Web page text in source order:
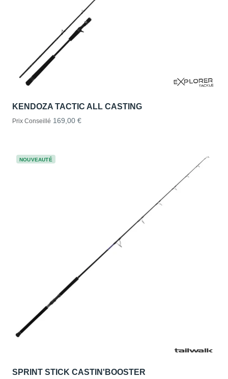
KENDOZA TACTIC ALL CASTING
Prix Conseillé 169,00 €
NOUVEAUTÉ
SPRINT STICK CASTIN'BOOSTER